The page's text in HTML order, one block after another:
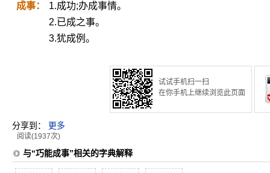
成事：
1.成功;办成事情。
2.已成之事。
3.犹成例。
试试手机扫一扫
在你手机上继续浏览此页面
分享到： 更多
阅读(1937次)
与“巧能成事”相关的字典解释